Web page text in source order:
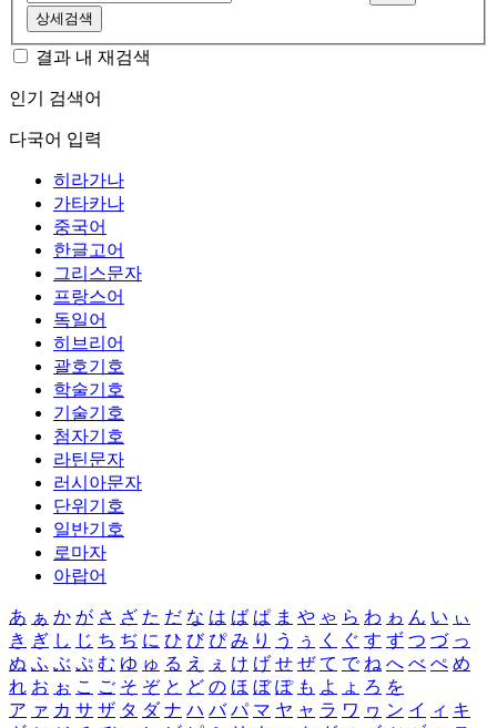
상세검색
결과 내 재검색
인기 검색어
다국어 입력
히라가나
가타카나
중국어
한글고어
그리스문자
프랑스어
독일어
히브리어
괄호기호
학술기호
기술기호
첨자기호
라틴문자
러시아문자
단위기호
일반기호
로마자
아랍어
あ ぁ か が さ ざ た だ な は ば ぱ ま や ゃ ら わ ゎ ん い ぃ
き ぎ し じ ち ぢ に ひ び ぴ み り う ぅ く ぐ す ず つ づ っ
ぬ ふ ぶ ぷ む ゆ ゅ る え ぇ け げ せ ぜ て で ね へ べ ぺ め
れ お ぉ こ ご そ ぞ と ど の ほ ぼ ぽ も よ ょ ろ を
ア ァ カ サ ザ タ ダ ナ ハ バ パ マ ヤ ャ ラ ワ ヮ ン イ ィ キ